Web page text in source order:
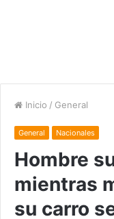
Inicio / General
General Nacionales
Hombre
mientras
su carro